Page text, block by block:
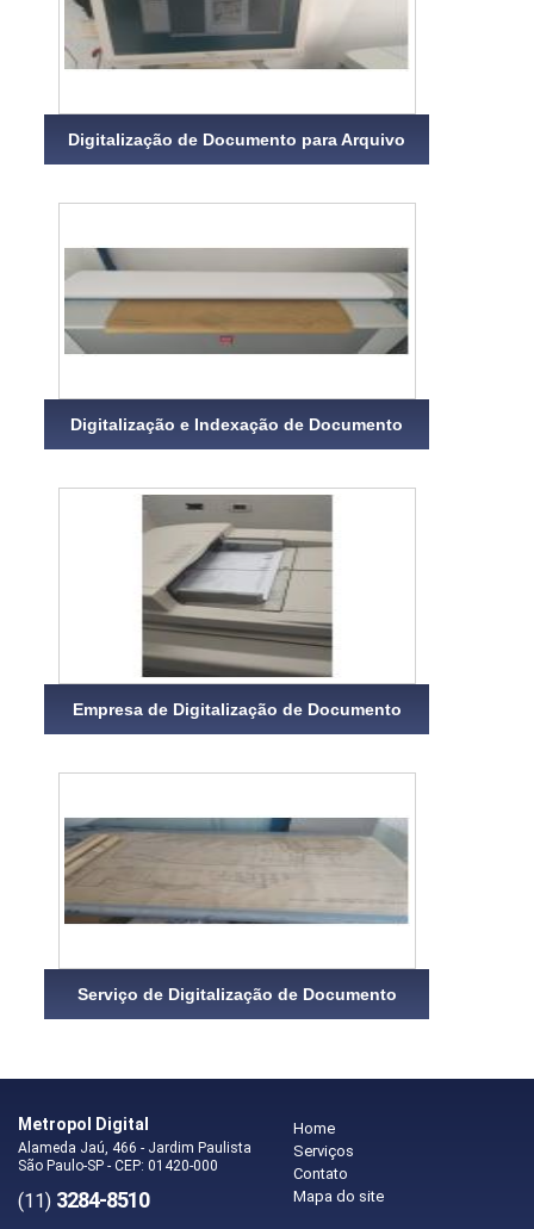
Digitalização de Documento para Arquivo
Digitalização e Indexação de Documento
Empresa de Digitalização de Documento
Serviço de Digitalização de Documento
Metropol Digital
Alameda Jaú, 466 - Jardim Paulista
São Paulo-SP - CEP: 01420-000
(11) 3284-8510
Home
Serviços
Contato
Mapa do site